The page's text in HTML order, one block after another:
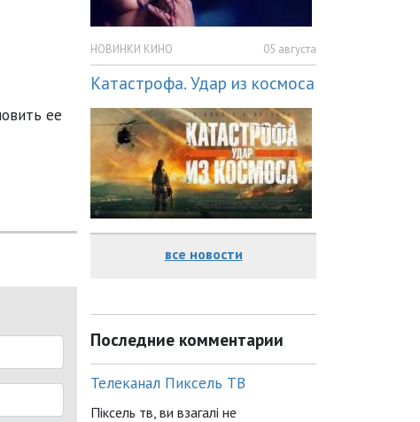
ее
НОВИНКИ КИНО 05 августа
Катастрофа. Удар из космоса
все новости
Последние комментарии
Телеканал Пиксель ТВ
Піксель тв, ви взагалі не